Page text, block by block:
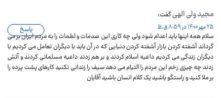
مجید ولی الهیگفت:
25 مهر 1400 در 8:59 ق.ظ
سلام همه اینها باید اعدام شود ولی چه کاری این صدمات و لطمات را به مردم ایران بر می
گرداند آشفته کردن بازار آشفته کردن دنیایی که در آن باید با دیگران تعامل می کردیم با
دیگران زندگی می کردیم داعیه اسلام کردند و بر هم زدند داعیه مسلمانی کردند و آتش
زدند چه چیزی زخم این مردم را التیام می دهد سیف را زندانی نکنید کارهای پشت پرده را
بر ملا کنید و راستگو باشید یک کلام انسان باشید آقایان
پاسخ